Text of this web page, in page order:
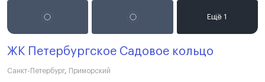
ЖК Петербургское Садовое кольцо
Санкт-Петербург, Приморский